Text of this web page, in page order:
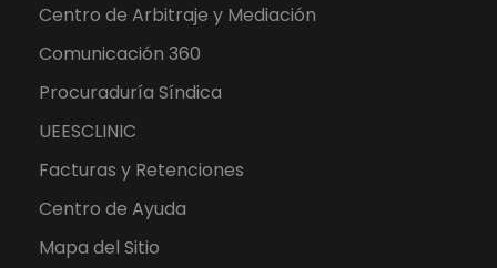
Centro de Arbitraje y Mediación
Comunicación 360
Procuraduría Síndica
UEESCLINIC
Facturas y Retenciones
Centro de Ayuda
Mapa del Sitio